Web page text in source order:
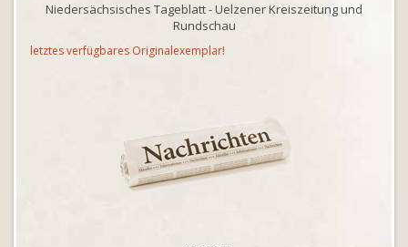
Niedersächsisches Tageblatt - Uelzener Kreiszeitung und
Rundschau
letztes verfügbares Originalexemplar!